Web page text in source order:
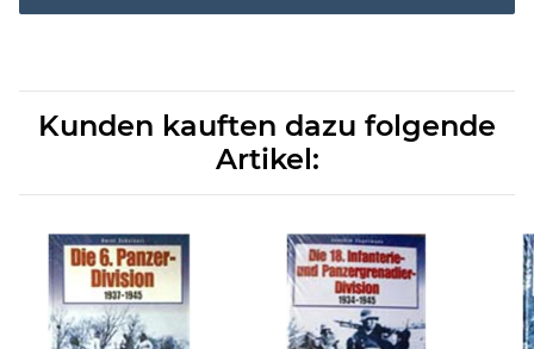
Kunden kauften dazu folgende
Artikel: